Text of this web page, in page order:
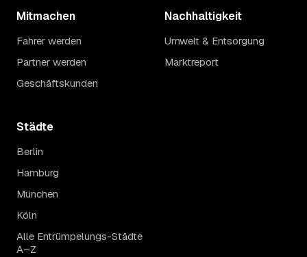
Mitmachen
Fahrer werden
Partner werden
Geschäftskunden
Nachhaltigkeit
Umwelt & Entsorgung
Marktreport
Städte
Berlin
Hamburg
München
Köln
Alle Entrümpelungs-Städte
A–Z